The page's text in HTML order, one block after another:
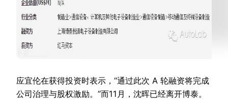
应宜伦在获得投资时表示，“通过此次 A 轮融资将完成
公司治理与股权激励。”而11月，沈晖已经离开博泰。